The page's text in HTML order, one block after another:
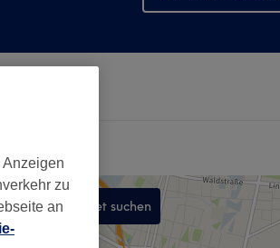
Karte anzeigen
In diesem Gebiet suchen
zu
an